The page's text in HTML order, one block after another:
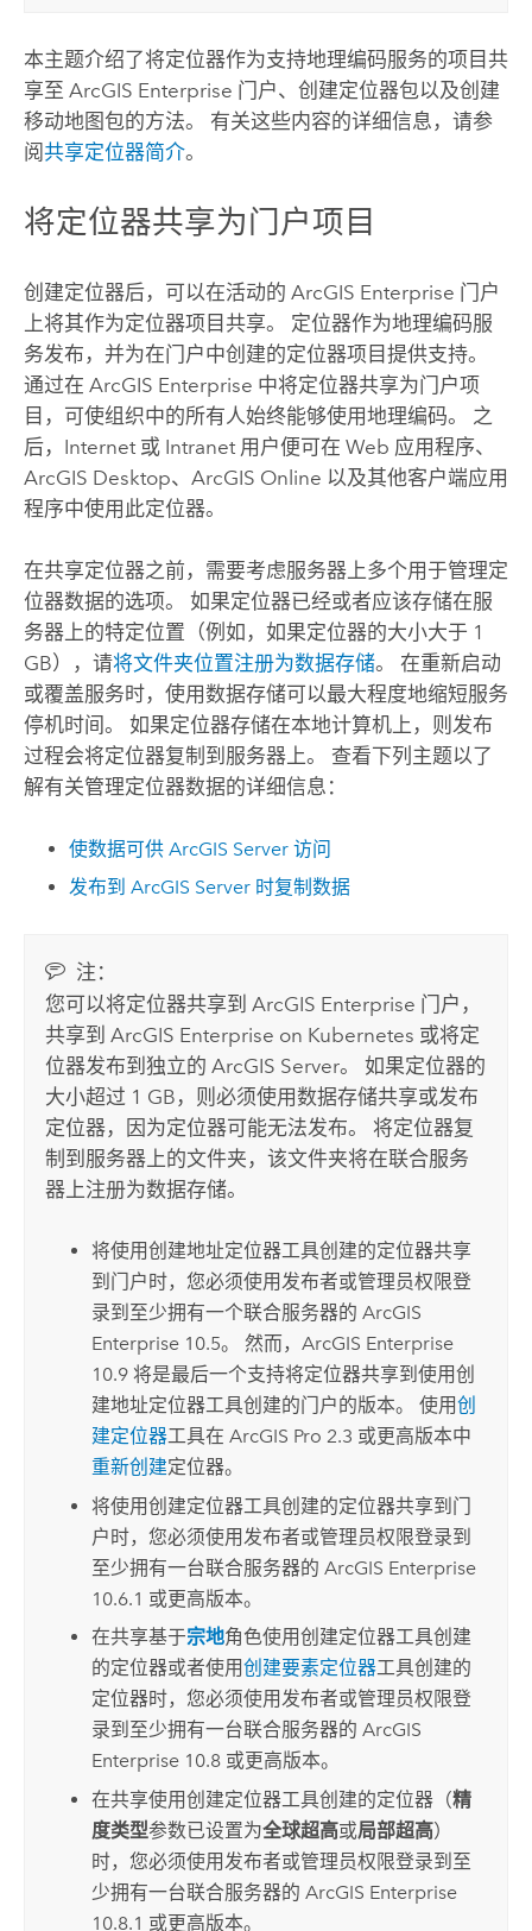
本主题介绍了将定位器作为支持地理编码服务的项目共
享至 ArcGIS Enterprise 门户、创建定位器包以及创建
移动地图包的方法。 有关这些内容的详细信息，请参
阅共享定位器简介。
将定位器共享为门户项目
创建定位器后，可以在活动的 ArcGIS Enterprise 门户
上将其作为定位器项目共享。 定位器作为地理编码服
务发布，并为在门户中创建的定位器项目提供支持。
通过在 ArcGIS Enterprise 中将定位器共享为门户项
目，可使组织中的所有人始终能够使用地理编码。 之
后，Internet 或 Intranet 用户便可在 Web 应用程序、
ArcGIS Desktop、 ArcGIS Online 以及其他客户端应用
程序中使用此定位器。
在共享定位器之前，需要考虑服务器上多个用于管理定
位器数据的选项。 如果定位器已经或者应该存储在服
务器上的特定位置（例如，如果定位器的大小大于 1
GB），请将文件夹位置注册为数据存储。 在重新启动
或覆盖服务时，使用数据存储可以最大程度地缩短服务
停机时间。 如果定位器存储在本地计算机上，则发布
过程会将定位器复制到服务器上。 查看下列主题以了
解有关管理定位器数据的详细信息：
使数据可供ArcGIS Server 访问
发布到ArcGIS Server 时复制数据
注：
您可以将定位器共享到ArcGIS Enterprise 门户，
共享到ArcGIS Enterprise on Kubernetes 或将定
位器发布到独立的ArcGIS Server。 如果定位器的
大小超过 1 GB，则必须使用数据存储共享或发布
定位器，因为定位器可能无法发布。 将定位器复
制到服务器上的文件夹，该文件夹将在联合服务
器上注册为数据存储。
将使用创建地址定位器工具创建的定位器共享
到门户时，您必须使用发布者或管理员权限登
录到至少拥有一个联合服务器的 ArcGIS
Enterprise10.5。 然而， ArcGIS Enterprise
10.9 将是最后一个支持将定位器共享到使用创
建地址定位器工具创建的门户的版本。 使用创
建定位器工具在 ArcGIS Pro 2.3 或更高版本中
重新创建定位器。
将使用创建定位器工具创建的定位器共享到门
户时，您必须使用发布者或管理员权限登录到
至少拥有一台联合服务器的 ArcGIS Enterprise
10.6.1 或更高版本。
在共享基于宗地角色使用创建定位器工具创建
的定位器或者使用创建要素定位器工具创建的
定位器时，您必须使用发布者或管理员权限登
录到至少拥有一台联合服务器的 ArcGIS
Enterprise10.8 或更高版本。
在共享使用创建定位器工具创建的定位器（精
度类型参数已设置为全球超高或局部超高）
时，您必须使用发布者或管理员权限登录到至
少拥有一台联合服务器的 ArcGIS Enterprise
10.8.1 或更高版本。